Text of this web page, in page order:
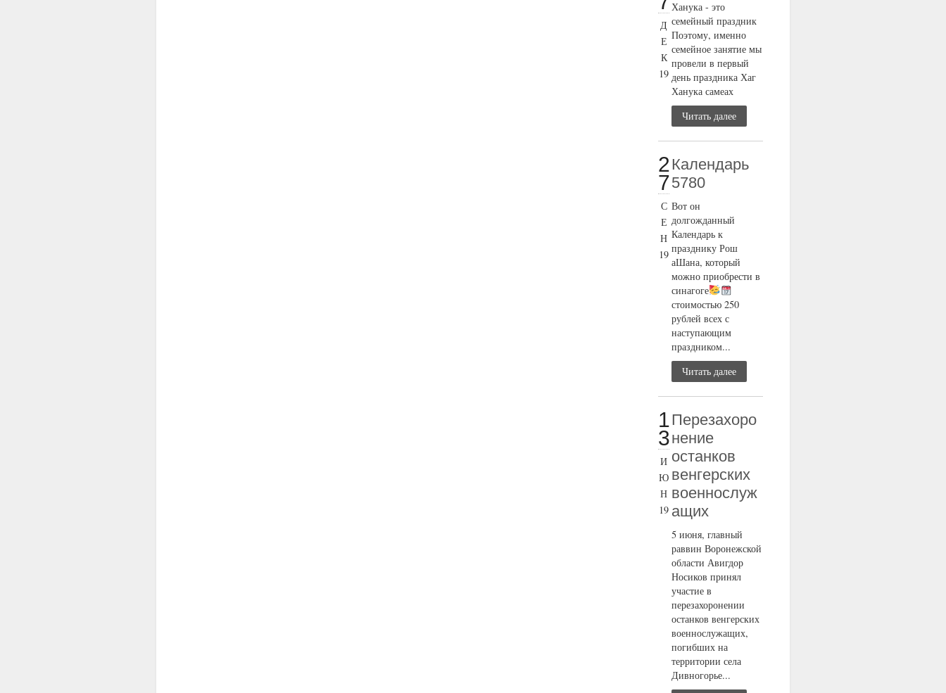
Д
Е
К
19
Ханука - это
семейный праздник
Поэтому, именно
семейное занятие мы
провели в первый
день праздника Хаг
Ханука самеах
Читать далее
2
7
С
Е
Н
19
Календарь
5780
Вот он
долгожданный
Календарь к
празднику Рош
аШана, который
можно приобрести в
синагоге
стоимостью 250
рублей всех с
наступающим
праздником...
Читать далее
1
3
И
Ю
Н
19
Перезахоро
нение
останков
венгерских
военнослуж
ащих
5 июня, главный
раввин Воронежской
области Авигдор
Носиков принял
участие в
перезахоронении
останков венгерских
военнослужащих,
погибших на
территории села
Дивногорье...